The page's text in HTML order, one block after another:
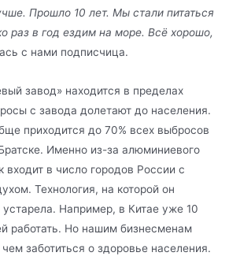
Прошло 10 лет. Мы стали питаться
раз в год ездим на море. Всё хорошо,
с нами подписчица.
завод» находится в пределах
с завода долетают до населения.
приходится до 70% всех выбросов
Именно из-за алюминиевого
входит в число городов России с
Технология, на которой он
Например, в Китае уже 10
работать. Но нашим бизнесменам
заботиться о здоровье населения.